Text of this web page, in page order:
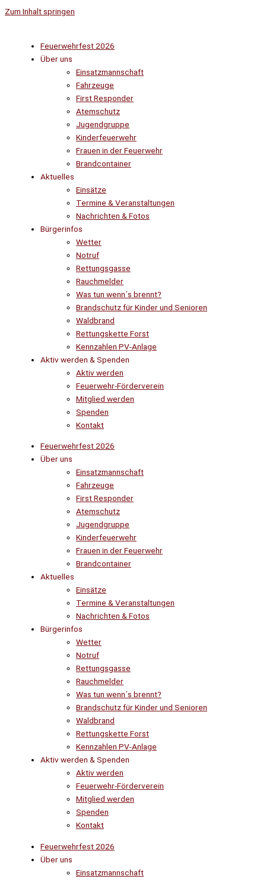
Zum Inhalt springen
Feuerwehrfest 2026
Über uns
Einsatzmannschaft
Fahrzeuge
First Responder
Atemschutz
Jugendgruppe
Kinderfeuerwehr
Frauen in der Feuerwehr
Brandcontainer
Aktuelles
Einsätze
Termine & Veranstaltungen
Nachrichten & Fotos
Bürgerinfos
Wetter
Notruf
Rettungsgasse
Rauchmelder
Was tun wenn´s brennt?
Brandschutz für Kinder und Senioren
Waldbrand
Rettungskette Forst
Kennzahlen PV-Anlage
Aktiv werden & Spenden
Aktiv werden
Feuerwehr-Förderverein
Mitglied werden
Spenden
Kontakt
Feuerwehrfest 2026
Über uns
Einsatzmannschaft
Fahrzeuge
First Responder
Atemschutz
Jugendgruppe
Kinderfeuerwehr
Frauen in der Feuerwehr
Brandcontainer
Aktuelles
Einsätze
Termine & Veranstaltungen
Nachrichten & Fotos
Bürgerinfos
Wetter
Notruf
Rettungsgasse
Rauchmelder
Was tun wenn´s brennt?
Brandschutz für Kinder und Senioren
Waldbrand
Rettungskette Forst
Kennzahlen PV-Anlage
Aktiv werden & Spenden
Aktiv werden
Feuerwehr-Förderverein
Mitglied werden
Spenden
Kontakt
Feuerwehrfest 2026
Über uns
Einsatzmannschaft